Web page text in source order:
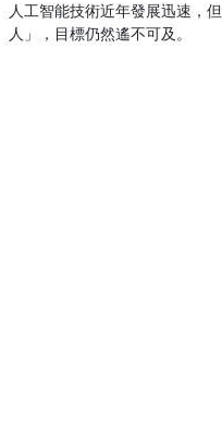
人工智能技術近年發展迅速，
人」，目標仍然遙不可及。